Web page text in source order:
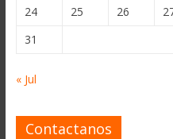
24
25 26
31
« Jul
Contactanos